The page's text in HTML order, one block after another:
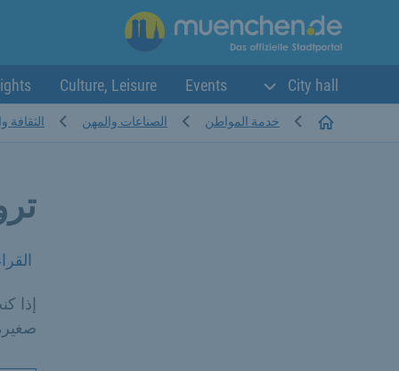
City hall
Events
Culture, Leisure
Startseiteخدمة المواطن الصناعات والمهن الثقافة
إذا